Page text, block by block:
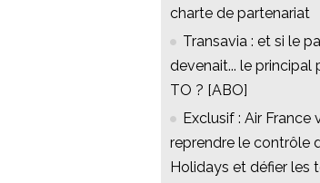
charte de partenariat
Transavia : et si le
devenait... le principal
TO ? [ABO]
Exclusif : Air France
reprendre le contrôle
Holidays et défier les